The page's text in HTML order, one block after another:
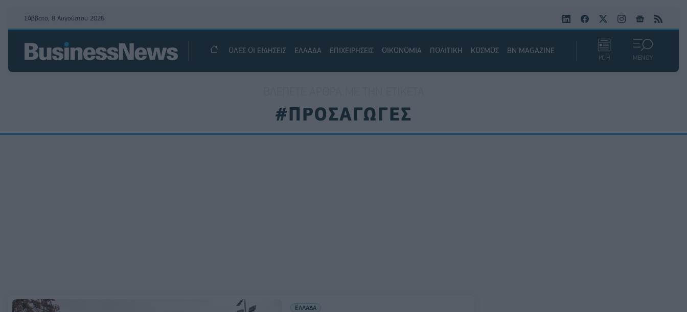
Σάββατο, 8 Αυγούστου 2026
ΟΛΕΣ ΟΙ ΕΙΔΗΣΕΙΣ ΕΛΛΑΔΑ ΕΠΙΧΕΙΡΗΣΕΙΣ ΟΙΚΟΝΟΜΙΑ ΠΟΛΙΤΙΚΗ ΚΟΣΜΟΣ BN MAGAZINE
ΡΟΗ ΜΕΝΟΥ
#ΠΡΟΣΑΓΩΓΕΣ
ΕΛΛΑΔΑ